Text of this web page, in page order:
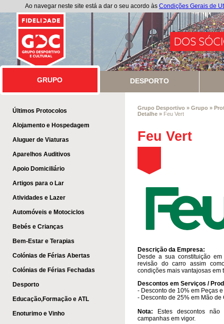
Ao navegar neste site está a dar o seu acordo às Condições Gerais de
GRUPO
GRUPO DESPORTO
Últimos Protocolos
Alojamento e Hospedagem
Aluguer de Viaturas
Aparelhos Auditivos
Apoio Domiciliário
Artigos para o Lar
Atividades e Lazer
Automóveis e Motociclos
Bebés e Crianças
Bem-Estar e Terapias
Colónias de Férias Abertas
Colónias de Férias Fechadas
Desporto
Educação,Formação e ATL
Enoturimo e Vinho
Grupo Desportivo » Grupo »
Detalhe » Feu Vert
Feu Vert
​Descrição da Empresa:
Desde a sua constituição
revisão do carro assim
condições mais vantajosas em
Descontos em Serviços /
- Desconto de 10% em Peças
- Desconto de 25% em Mão de
Nota: Estes descontos não
campanhas em vigor.